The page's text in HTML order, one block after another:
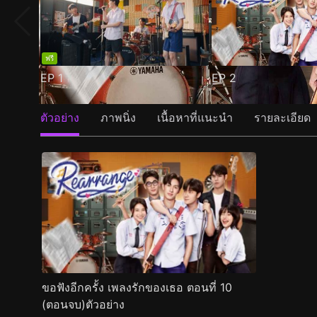
ฟรี
EP1 EP2
ตัวอย่าง ภาพนิ่ง เนื้อหาที่แนะนำ รายละเอียด
ขอฟังอีกครั้ง เพลงรักของเธอ ตอนที่ 10
(ตอนจบ)ตัวอย่าง